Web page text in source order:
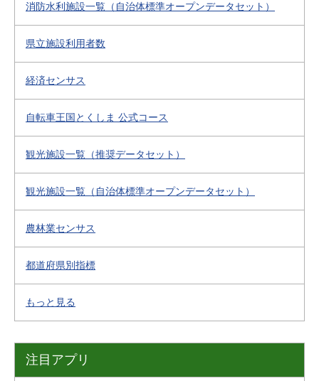
消防水利施設一覧（自治体標準オープンデータセット）
県立施設利用者数
経済センサス
自転車王国とくしま 公式コース
観光施設一覧（推奨データセット）
観光施設一覧（自治体標準オープンデータセット）
農林業センサス
都道府県別指標
もっと見る
注目アプリ